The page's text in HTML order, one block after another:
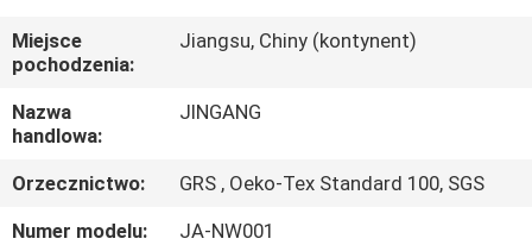
NAS
WYCIECZKA
PO
FABRYCE
Miejsce
pochodzenia:
Jiangsu, Chiny (kontynent)
Nazwa
handlowa:
JINGANG
Orzecznictwo:
GRS , Oeko-Tex Standard 100, SGS
Numer modelu:
JA-NW001